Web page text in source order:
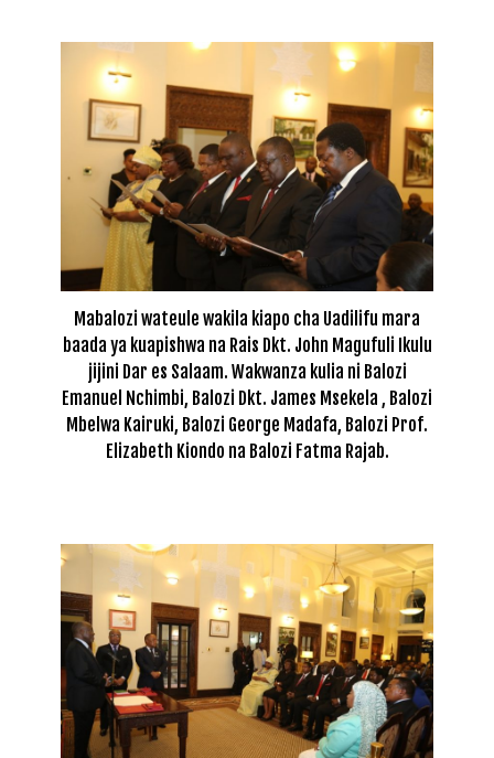
Mabalozi wateule wakila kiapo cha Uadilifu mara
baada ya kuapishwa na Rais Dkt. John Magufuli Ikulu
jijini Dar es Salaam. Wakwanza kulia ni Balozi
Emanuel Nchimbi, Balozi Dkt. James Msekela , Balozi
Mbelwa Kairuki, Balozi George Madafa, Balozi Prof.
Elizabeth Kiondo na Balozi Fatma Rajab.